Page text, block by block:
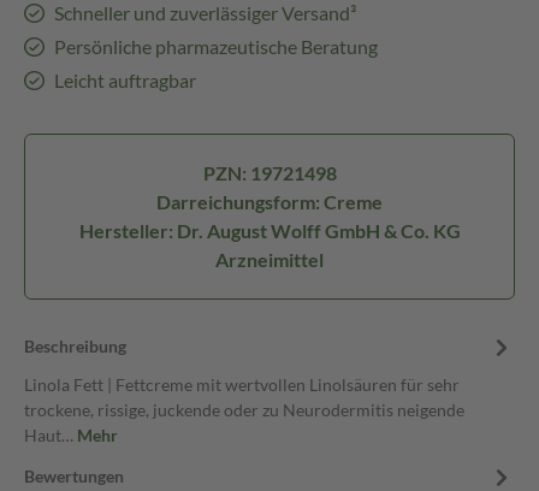
Schneller und zuverlässiger Versand³
Persönliche pharmazeutische Beratung
Leicht auftragbar
PZN: 19721498
Darreichungsform: Creme
Hersteller: Dr. August Wolff GmbH & Co. KG
Arzneimittel
Beschreibung
Linola Fett | Fettcreme mit wertvollen Linolsäuren für sehr
trockene, rissige, juckende oder zu Neurodermitis neigende
Haut… Mehr
Bewertungen